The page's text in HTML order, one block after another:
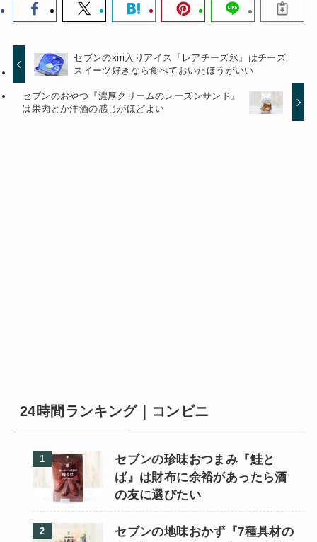
セブンのkiri入りアイス『レアチーズ氷』はチーズ
スイーツ好きなら食べておいたほうがいい
セブンのおやつ『濃厚クリームのレーズンサンド』
は果肉とか洋酒の感じがほどよい
24時間ランキング｜コンビニ
セブンの珍味おつまみ『鮭と
ば』は財布に余裕があったら酒
の友に選びたい
セブンの地味おかず『7種具材の